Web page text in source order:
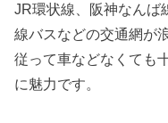
JR環状線、阪神なんば
線バスなどの交通網が
従って車などなくても
に魅力です。